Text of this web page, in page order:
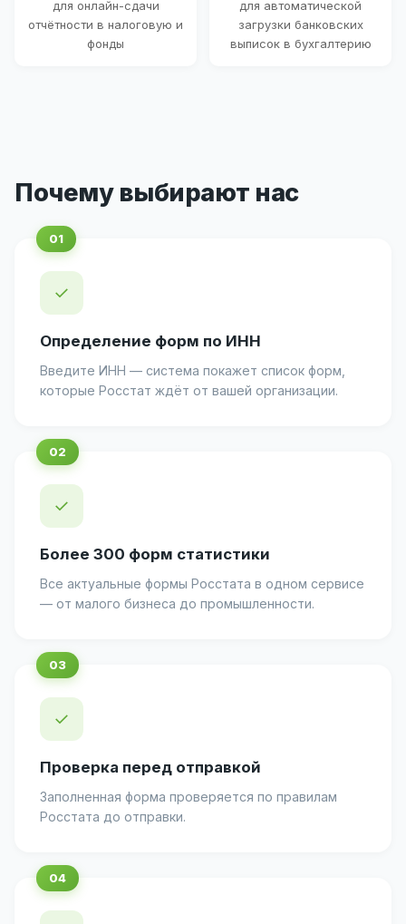
для онлайн-сдачи
отчётности в налоговую и
фонды
для автоматической
загрузки банковских
выписок в бухгалтерию
Почему выбирают нас
✓
Определение форм по ИНН
Введите ИНН — система покажет список форм,
которые Росстат ждёт от вашей организации.
✓
Более 300 форм статистики
Все актуальные формы Росстата в одном сервисе
— от малого бизнеса до промышленности.
✓
Проверка перед отправкой
Заполненная форма проверяется по правилам
Росстата до отправки.